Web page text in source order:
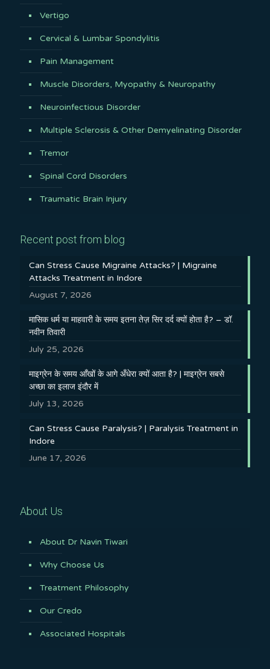
Vertigo
Cervical & Lumbar Spondylitis
Pain Management
Muscle Disorders, Myopathy & Neuropathy
Neuroinfectious Disorder
Multiple Sclerosis & Other Demyelinating Disorder
Tremor
Spinal Cord Disorders
Traumatic Brain Injury
Recent post from blog
Can Stress Cause Migraine Attacks? | Migraine
Attacks Treatment in Indore
August 7, 2026
मासिक धर्म या माहवारी के समय इतना तेज़ सिर दर्द क्यों होता है? – डॉ.
नवीन तिवारी
July 25, 2026
माइग्रेन के समय आँखों के आगे अँधेरा क्यों आता है? | माइग्रेन सबसे
अच्छा का इलाज इंदौर में
July 13, 2026
Can Stress Cause Paralysis? | Paralysis Treatment in
Indore
June 17, 2026
About Us
About Dr Navin Tiwari
Why Choose Us
Treatment Philosophy
Our Credo
Associated Hospitals